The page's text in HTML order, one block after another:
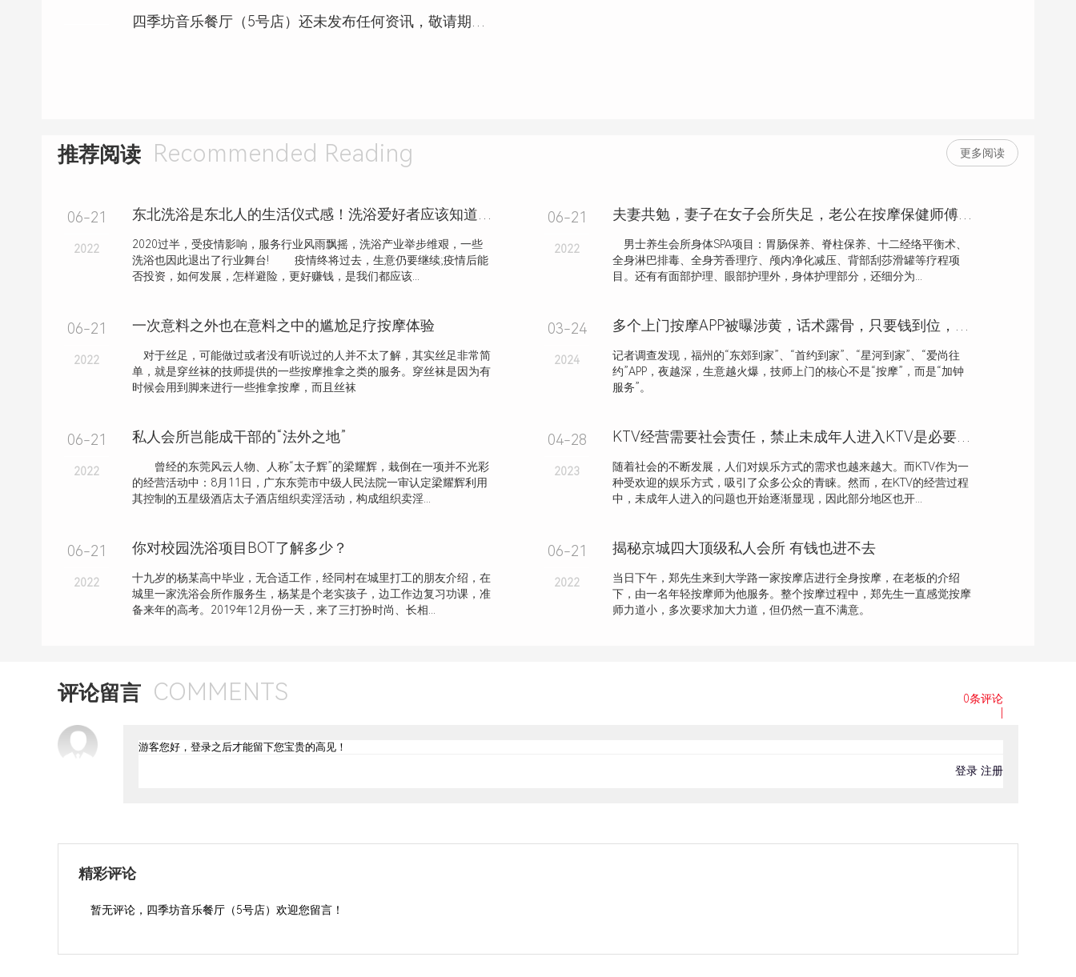
推荐阅读 Recommended Reading 更多阅读
06-21
2022
2020过半，受疫情影响，服务行业风雨飘摇，洗浴产业举步维艰，一些
洗浴也因此退出了行业舞台! 疫情终将过去，生意仍要继续;疫情后能
否投资，如何发展，怎样避险，更好赚钱，是我们都应该...
06-21
2022
男士养生会所身体SPA项目：胃肠保养、脊柱保养、十二经络平衡术、
全身淋巴排毒、全身芳香理疗、颅内净化减压、背部刮莎滑罐等疗程项
目。还有有面部护理、眼部护理外，身体护理部分，还细分为...
06-21
2022
一次意料之外也在意料之中的尴尬足疗按摩体验
对于丝足，可能做过或者没有听说过的人并不太了解，其实丝足非常简
单，就是穿丝袜的技师提供的一些按摩推拿之类的服务。穿丝袜是因为有
时候会用到脚来进行一些推拿按摩，而且丝袜
03-24
2024
记者调查发现，福州的“东郊到家”、“首约到家”、“星河到家”、“爱尚往
约”APP，夜越深，生意越火爆，技师上门的核心不是“按摩”，而是“加钟
服务”。
06-21
2022
私人会所岂能成干部的“法外之地”
曾经的东莞风云人物、人称“太子辉”的梁耀辉，栽倒在一项并不光彩
的经营活动中：8月11日，广东东莞市中级人民法院一审认定梁耀辉利用
其控制的五星级酒店太子酒店组织卖淫活动，构成组织卖淫...
04-28
2023
随着社会的不断发展，人们对娱乐方式的需求也越来越大。而KTV作为一
种受欢迎的娱乐方式，吸引了众多公众的青睐。然而，在KTV的经营过程
中，未成年人进入的问题也开始逐渐显现，因此部分地区也开...
06-21
2022
你对校园洗浴项目BOT了解多少？
十九岁的杨某高中毕业，无合适工作，经同村在城里打工的朋友介绍，在
城里一家洗浴会所作服务生，杨某是个老实孩子，边工作边复习功课，准
备来年的高考。2019年12月份一天，来了三打扮时尚、长相...
06-21
2022
揭秘京城四大顶级私人会所 有钱也进不去
当日下午，郑先生来到大学路一家按摩店进行全身按摩，在老板的介绍
下，由一名年轻按摩师为他服务。整个按摩过程中，郑先生一直感觉按摩
师力道小，多次要求加大力道，但仍然一直不满意。
评论留言 COMMENTS 0条评论
登录 注册
精彩评论
暂无评论，四季坊音乐餐厅（5号店）欢迎您留言！